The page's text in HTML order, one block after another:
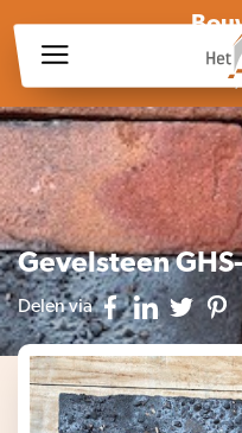
Wij zijn wegens de bouwvak
week
Gevelsteen
Delen via